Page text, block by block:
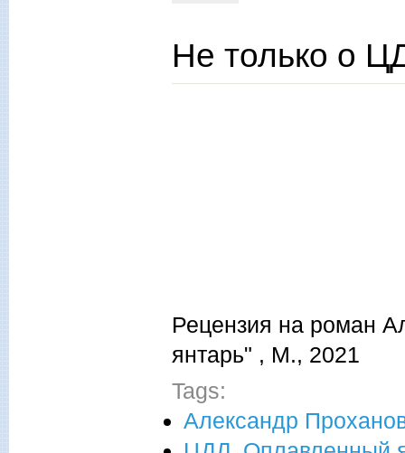
Не только о
Рецензия на роман
янтарь" , М., 2021
Tags:
Александр